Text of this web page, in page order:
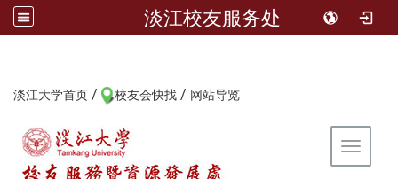
淡江校友服务处
淡江大学首页 / 校友会快找 / 网站导览
Toggle